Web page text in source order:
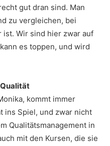
gut dran sind. Man
zu vergleichen, bei
Wir sind hier zwar auf
es toppen, und wird
kommt immer
ins Spiel, und zwar nicht
Qualitätsmanagement in
mit den Kursen, die sie